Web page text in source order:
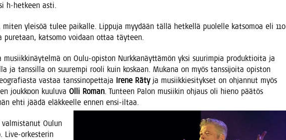
h‑hetkeen asti.
miten ylei­söä tulee pai­kal­le. Lip­pu­ja myy­dään täl­lä het­kel­lä puo­lel­le kat­so­moa eli 110
kat­so­mo voi­daan ottaa täyteen.
musiik­ki­näy­tel­mä on Oulu-opis­ton Nurk­ka­näyt­tä­mön yksi suu­rim­pia pro­duk­tioi­ta ja
ja tans­sil­la on suu­rem­pi roo­li kuin kos­kaan. Muka­na on myös tans­si­joi­ta opis­ton
vas­taa tans­sin­opet­ta­ja Ire­ne Rätyja musiik­kie­si­tyk­set on ohjan­nut myös
jouk­koon kuu­lu­va Olli Roman . Tun­teen Palon musii­kin ohjaus oli hie­no pää­tös
ehti jää­dä eläk­keel­le ennen ensi-iltaa.
Oulun
Live-orkes­te­rin